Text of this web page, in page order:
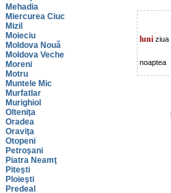
Mehadia
Miercurea Ciuc
Mizil
Moieciu
Moldova Nouă
Moldova Veche
Moreni
Motru
Muntele Mic
Murfatlar
Murighiol
Olteniţa
Oradea
Oraviţa
Otopeni
Petroşani
Piatra Neamţ
Piteşti
Ploieşti
Predeal
luni ziua
noaptea